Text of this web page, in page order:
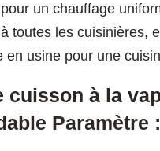
un chauffage
toutes les cuisinières,
en usine pour une
cuisson à la
Paramètre :